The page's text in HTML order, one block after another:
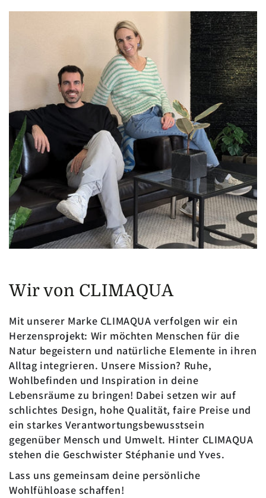
Wir von CLIMAQUA
Mit unserer Marke CLIMAQUA verfolgen wir ein
Herzensprojekt: Wir möchten Menschen für die
Natur begeistern und natürliche Elemente in ihren
Alltag integrieren. Unsere Mission? Ruhe,
Wohlbefinden und Inspiration in deine
Lebensräume zu bringen! Dabei setzen wir auf
schlichtes Design, hohe Qualität, faire Preise und
ein starkes Verantwortungsbewusstsein
gegenüber Mensch und Umwelt. Hinter CLIMAQUA
stehen die Geschwister Stéphanie und Yves.
Lass uns gemeinsam deine persönliche
Wohlfühloase schaffen!